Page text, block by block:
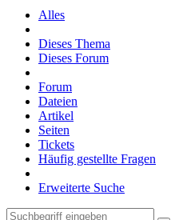
Alles
Dieses Thema
Dieses Forum
Forum
Dateien
Artikel
Seiten
Tickets
Häufig gestellte Fragen
Erweiterte Suche